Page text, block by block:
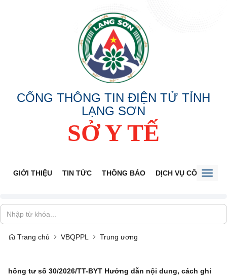
CỔNG THÔNG TIN ĐIỆN TỬ TỈNH
LẠNG SƠN
SỞ Y TẾ
GIỚI THIỆU TIN TỨC THÔNG BÁO DỊCH VỤ CÔNG
Trang chủ VBQPPL Trung ương
hông tư số 30/2026/TT-BYT Hướng dẫn nội dung, cách ghi